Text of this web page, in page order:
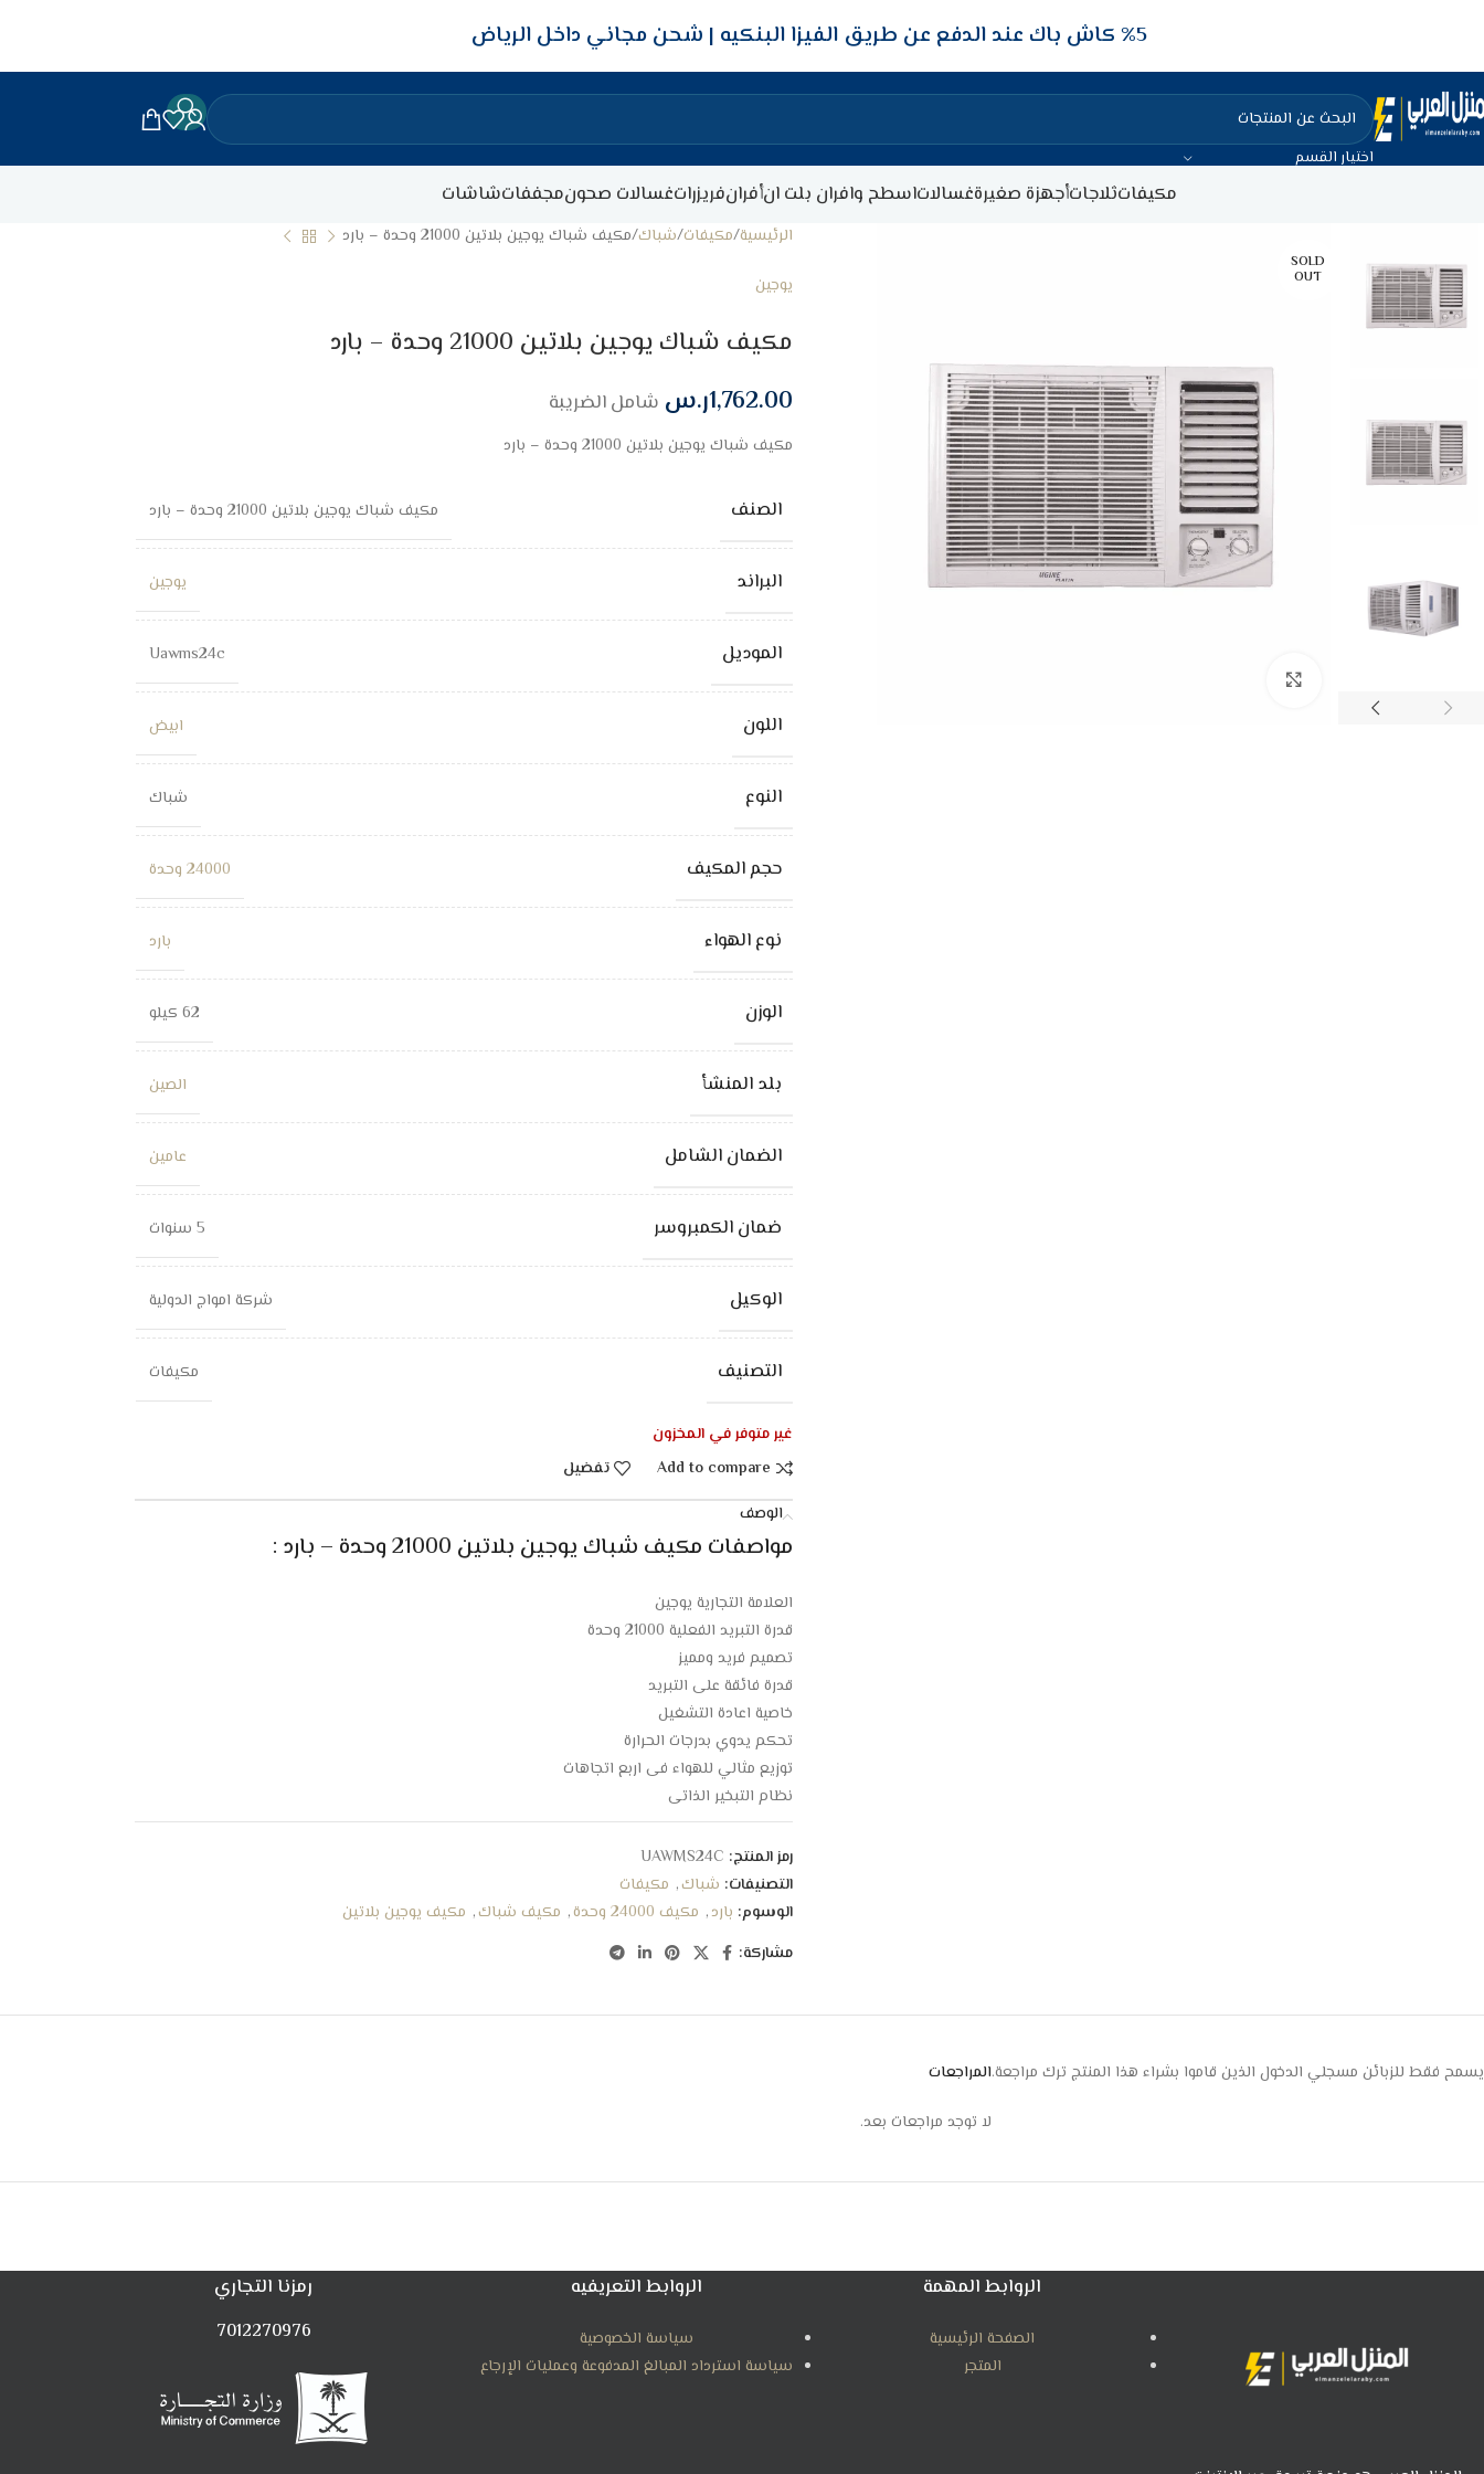
5‎% كاش باك عند الدفع عن طريق الفيزا البنكيه شحن مجاني داخل الرياض
اختيار القسم
مكيفاتثلاجاتأجهزة صغيرةغسالاتاسطح وافران بلت انأفرانفريزراتغسالات صحونمجففاتشاشات
SOLD
OUT
الرئيسية مكيفات شباك مكيف شباك يوجين بلاتين 21000 وحدة – بارد
يوجين
مكيف شباك يوجين بلاتين 21000 وحدة – بارد
1,762.00ر.س شامل الضريبة
مكيف شباك يوجين بلاتين 21000 وحدة – بارد
الصنف مكيف شباك يوجين بلاتين 21000 وحدة – بارد
البراند يوجين
الموديل Uawms24c
اللون ابيض
النوع شباك
حجم المكيف 24000 وحدة
نوع الهواء بارد
الوزن 62 كيلو
بلد المنشأ الصين
الضمان الشامل عامين
ضمان الكمبروسر 5 سنوات
الوكيل شركة امواج الدولية
التصنيف مكيفات
غير متوفر في المخزون
Add to compare
تفضيل
الوصف
مواصفات مكيف شباك يوجين بلاتين 21000 وحدة – بارد :
العلامة التجارية يوجين
قدرة التبريد الفعلية 21000 وحدة
تصميم فريد ومميز
قدرة فائقة على التبريد
خاصية اعادة التشغيل
تحكم يدوي بدرجات الحرارة
توزيع مثالي للهواء فى اربع اتجاهات
نظام التبخير الذاتي
فلتر لتنقية الهواء من الغبار والاتربه
زعانف ذهبيه لحماية لفائف المكثف من التاكل
شبك خلفي عازل
هدوء تام اثناء التشغيل
الابعاد : 42.8*68*66 سم
رمز المنتج: UAWMS24C
التصنيفات: شباك, مكيفات
الوسوم: بارد, مكيف 24000 وحدة , مكيف شباك, مكيف يوجين بلاتين
مشاركة:
المراجعات
لا توجد مراجعات بعد.
يسمح فقط للزبائن مسجلي الدخول الذين قاموا بشراء هذا المنتج ترك مراجعة.
الروابط المهمة
الصفحة الرئيسية
المتجر
الروابط التعريفيه
سياسة الخصوصية
سياسة استرداد المبالغ المدفوعة وعمليات الإرجاع
رمزنا التجاري
7012270976